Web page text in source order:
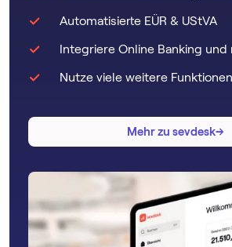
Automatisierte EÜR & UStVA
Integriere Online Banking und
Nutze viele weitere Funktionen
Mehr zu sevdesk→
→